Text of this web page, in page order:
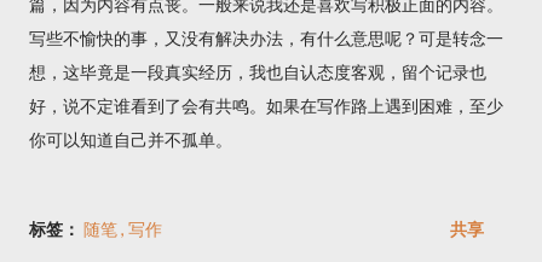
篇，因为内容有点丧。一般来说我还是喜欢写积极正面的内容。
写些不愉快的事，又没有解决办法，有什么意思呢？可是转念一
想，这毕竟是一段真实经历，我也自认态度客观，留个记录也
好，说不定谁看到了会有共鸣。如果在写作路上遇到困难，至少
你可以知道自己并不孤单。
标签： 随笔 写作 共享